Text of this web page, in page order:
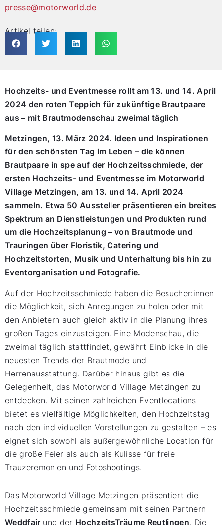
presse@motorworld.de
Artikel teilen:
Hochzeits- und Eventmesse rollt am 13. und 14. April
2024 den roten Teppich für zukünftige Brautpaare
aus – mit Brautmodenschau zweimal täglich
Metzingen, 13. März 2024. Ideen und Inspirationen
für den schönsten Tag im Leben – die können
Brautpaare in spe auf der Hochzeitsschmiede, der
ersten Hochzeits- und Eventmesse im Motorworld
Village Metzingen, am 13. und 14. April 2024
sammeln. Etwa 50 Aussteller präsentieren ein breites
Spektrum an Dienstleistungen und Produkten rund
um die Hochzeitsplanung – von Brautmode und
Trauringen über Floristik, Catering und
Hochzeitstorten, Musik und Unterhaltung bis hin zu
Eventorganisation und Fotografie.
Auf der Hochzeitsschmiede haben die Besucher:innen
die Möglichkeit, sich Anregungen zu holen oder mit
den Anbietern auch gleich aktiv in die Planung ihres
großen Tages einzusteigen. Eine Modenschau, die
zweimal täglich stattfindet, gewährt Einblicke in die
neuesten Trends der Brautmode und
Herrenausstattung. Darüber hinaus gibt es die
Gelegenheit, das Motorworld Village Metzingen zu
entdecken. Mit seinen zahlreichen Eventlocations
bietet es vielfältige Möglichkeiten, den Hochzeitstag
nach den individuellen Vorstellungen zu gestalten – es
eignet sich sowohl als außergewöhnliche Location für
die große Feier als auch als Kulisse für freie
Trauzeremonien und Fotoshootings.
Das Motorworld Village Metzingen präsentiert die
Hochzeitsschmiede gemeinsam mit seinen Partnern
Weddfair und der HochzeitsTräume Reutlingen. Die